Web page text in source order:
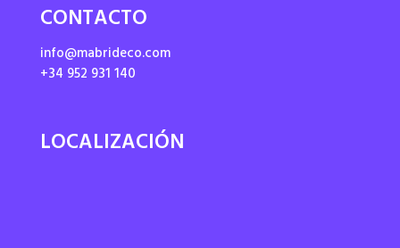
CONTACTO
info@mabrideco.com
+34 952 931 140
LOCALIZACIÓN